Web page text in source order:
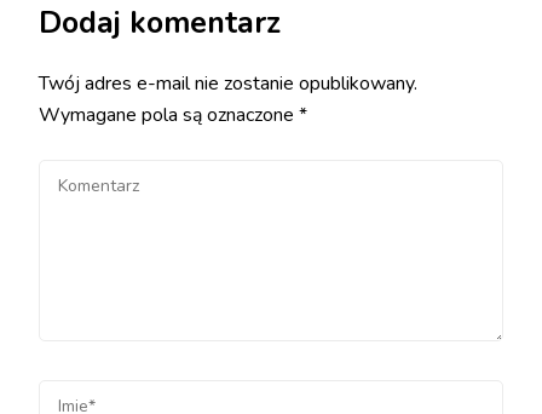
Dodaj komentarz
Twój adres e-mail nie zostanie opublikowany.
Wymagane pola są oznaczone *